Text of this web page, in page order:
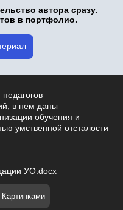
автора сразу.
в портфолио.
в нем даны
обучения и
умственной отсталости
УО.docx
Картинками